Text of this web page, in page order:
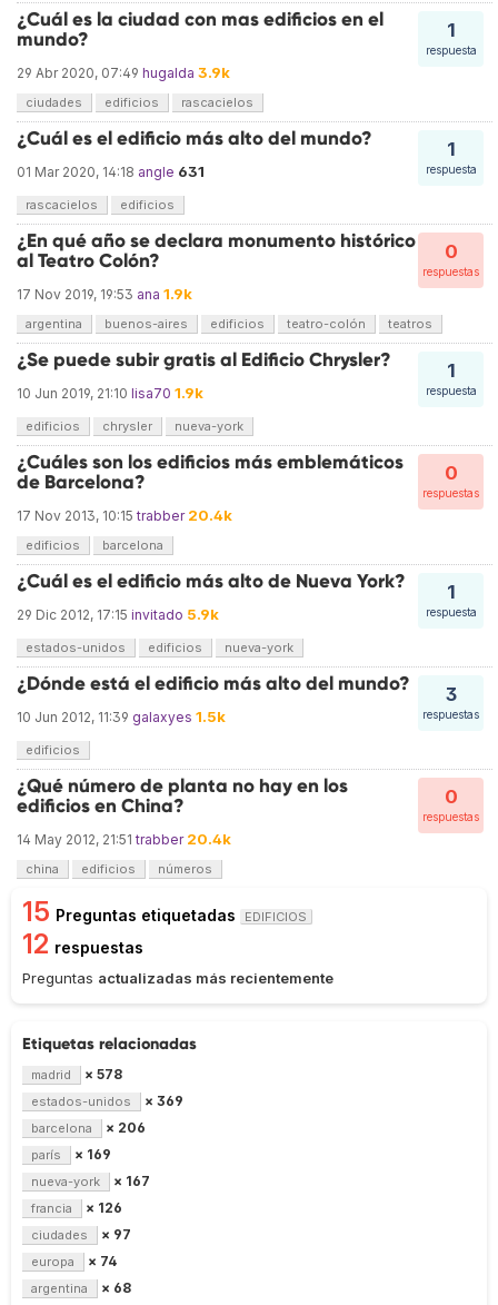
1
respuesta
¿Cuál es la ciudad con mas edificios en el
mundo?
29 Abr 2020, 07:49 hugalda 3.9k
ciudades edificios rascacielos
1
respuesta
¿Cuál es el edificio más alto del mundo?
01 Mar 2020, 14:18 angle 631
rascacielos edificios
0
respuestas
¿En qué año se declara monumento histórico
al Teatro Colón?
17 Nov 2019, 19:53 ana 1.9k
argentina buenos-aires edificios teatro-colón teatros
1
respuesta
¿Se puede subir gratis al Edificio Chrysler?
10 Jun 2019, 21:10 lisa70 1.9k
edificios chrysler nueva-york
0
respuestas
¿Cuáles son los edificios más emblemáticos
de Barcelona?
17 Nov 2013, 10:15 trabber 20.4k
edificios barcelona
1
respuesta
¿Cuál es el edificio más alto de Nueva York?
29 Dic 2012, 17:15 invitado 5.9k
estados-unidos edificios nueva-york
3
respuestas
¿Dónde está el edificio más alto del mundo?
10 Jun 2012, 11:39 galaxyes 1.5k
edificios
0
respuestas
¿Qué número de planta no hay en los
edificios en China?
14 May 2012, 21:51 trabber 20.4k
china edificios números
15 Preguntas etiquetadas EDIFICIOS
12 respuestas
Preguntas actualizadas más recientemente
Etiquetas relacionadas
madrid × 578
estados-unidos × 369
barcelona × 206
parís × 169
nueva-york × 167
francia × 126
ciudades × 97
europa × 74
argentina × 68